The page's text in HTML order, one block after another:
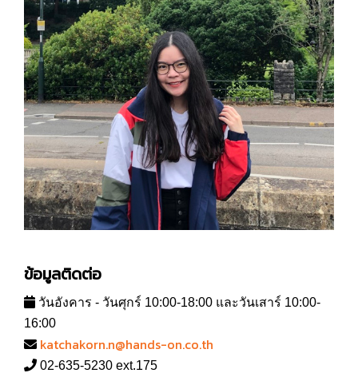
ข้อมูลติดต่อ
วันอังคาร - วันศุกร์ 10:00-18:00 และวันเสาร์ 10:00-
16:00
katchakorn.n@hands-on.co.th
02-635-5230 ext.175